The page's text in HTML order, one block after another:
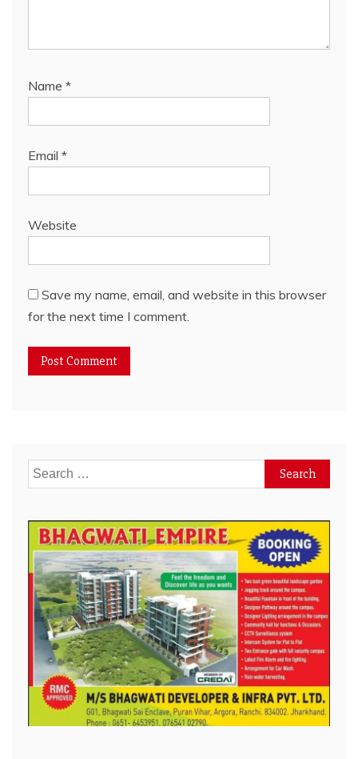
Name *
Email *
Website
Save my name, email, and website in this browser
for the next time I comment.
Search
for: